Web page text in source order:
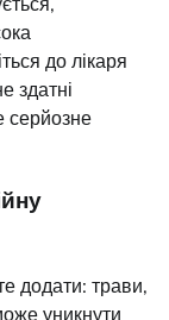
до лікаря
здатні
серйозне
додати: трави,
уникнути